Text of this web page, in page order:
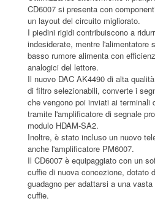
CD6007 si presenta con
un layout del circuito migliorato.
I piedini rigidi contribuiscono a
indesiderate, mentre l'alimentatore
basso rumore alimenta con
analogici del lettore.
Il nuovo DAC AK4490 di alta
di filtro selezionabili, converte i
che vengono poi inviati ai terminali
tramite l'amplificatore di segnale
modulo HDAM-SA2.
Inoltre, è stato incluso un nuovo
anche l'amplificatore PM6007.
Il CD6007 è equipaggiato con un
cuffie di nuova concezione, dotato
guadagno per adattarsi a una
cuffie.